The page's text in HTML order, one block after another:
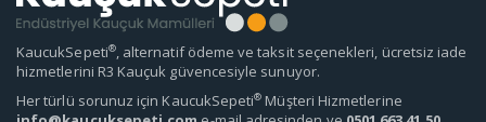
KaucukSepeti®, alternatif ödeme ve taksit seçenekleri, ücretsiz iade
hizmetlerini R3 Kauçuk güvencesiyle sunuyor.
Her türlü sorunuz için KaucukSepeti® Müşteri Hizmetlerine